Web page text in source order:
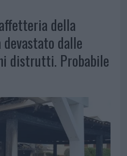
della
devastato dalle
distrutti. Probabile